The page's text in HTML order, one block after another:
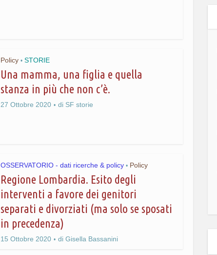
Policy • STORIE
Una mamma, una figlia e quella
stanza in più che non c’è.
27 Ottobre 2020 di SF storie
OSSERVATORIO - dati ricerche & policy • Policy
Regione Lombardia. Esito degli
interventi a favore dei genitori
separati e divorziati (ma solo se sposati
in precedenza)
15 Ottobre 2020 di Gisella Bassanini